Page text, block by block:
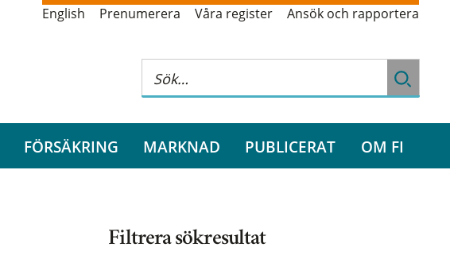
English Prenumerera Våra register Ansök och rapportera
FÖRSÄKRING MARKNAD PUBLICERAT OM FI
Filtrera sökresultat